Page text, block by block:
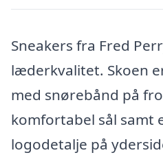
Sneakers fra Fred
læderkvalitet. Skoen
med snørebånd på
komfortabel sål samt
logodetalje på